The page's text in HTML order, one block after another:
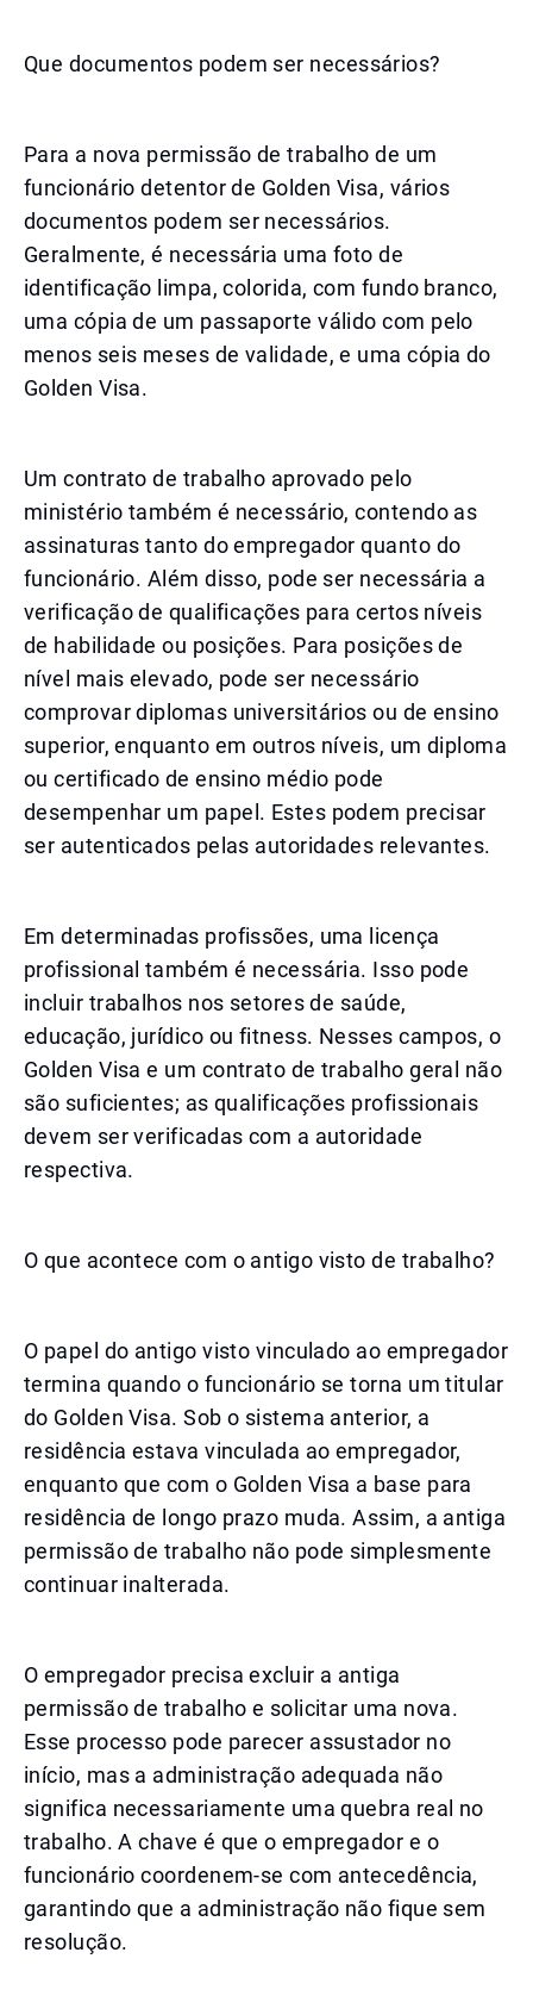
Que documentos podem ser necessários?
Para a nova permissão de trabalho de um
funcionário detentor de Golden Visa, vários
documentos podem ser necessários.
Geralmente, é necessária uma foto de
identificação limpa, colorida, com fundo branco,
uma cópia de um passaporte válido com pelo
menos seis meses de validade, e uma cópia do
Golden Visa.
Um contrato de trabalho aprovado pelo
ministério também é necessário, contendo as
assinaturas tanto do empregador quanto do
funcionário. Além disso, pode ser necessária a
verificação de qualificações para certos níveis
de habilidade ou posições. Para posições de
nível mais elevado, pode ser necessário
comprovar diplomas universitários ou de ensino
superior, enquanto em outros níveis, um diploma
ou certificado de ensino médio pode
desempenhar um papel. Estes podem precisar
ser autenticados pelas autoridades relevantes.
Em determinadas profissões, uma licença
profissional também é necessária. Isso pode
incluir trabalhos nos setores de saúde,
educação, jurídico ou fitness. Nesses campos, o
Golden Visa e um contrato de trabalho geral não
são suficientes; as qualificações profissionais
devem ser verificadas com a autoridade
respectiva.
O que acontece com o antigo visto de trabalho?
O papel do antigo visto vinculado ao empregador
termina quando o funcionário se torna um titular
do Golden Visa. Sob o sistema anterior, a
residência estava vinculada ao empregador,
enquanto que com o Golden Visa a base para
residência de longo prazo muda. Assim, a antiga
permissão de trabalho não pode simplesmente
continuar inalterada.
O empregador precisa excluir a antiga
permissão de trabalho e solicitar uma nova.
Esse processo pode parecer assustador no
início, mas a administração adequada não
significa necessariamente uma quebra real no
trabalho. A chave é que o empregador e o
funcionário coordenem-se com antecedência,
garantindo que a administração não fique sem
resolução.